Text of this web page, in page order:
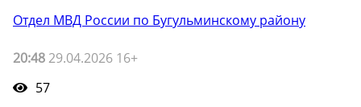
Отдел МВД России по Бугульминскому району
20:48 29.04.2026 16+
57